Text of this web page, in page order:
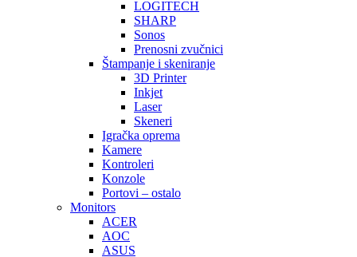
LOGITECH
SHARP
Sonos
Prenosni zvučnici
Štampanje i skeniranje
3D Printer
Inkjet
Laser
Skeneri
Igračka oprema
Kamere
Kontroleri
Konzole
Portovi – ostalo
Monitors
ACER
AOC
ASUS